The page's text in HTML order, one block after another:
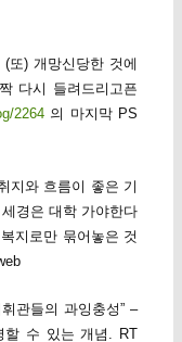
또) 개망신당한 것에
다시 들려드리고픈
2264 의 마지막 PS
지와 흐름이 좋은 기
경은 대학 가야한다
지로만 묶어놓은 것
관들의 과잉충성” –
할 수 있는 개념. RT